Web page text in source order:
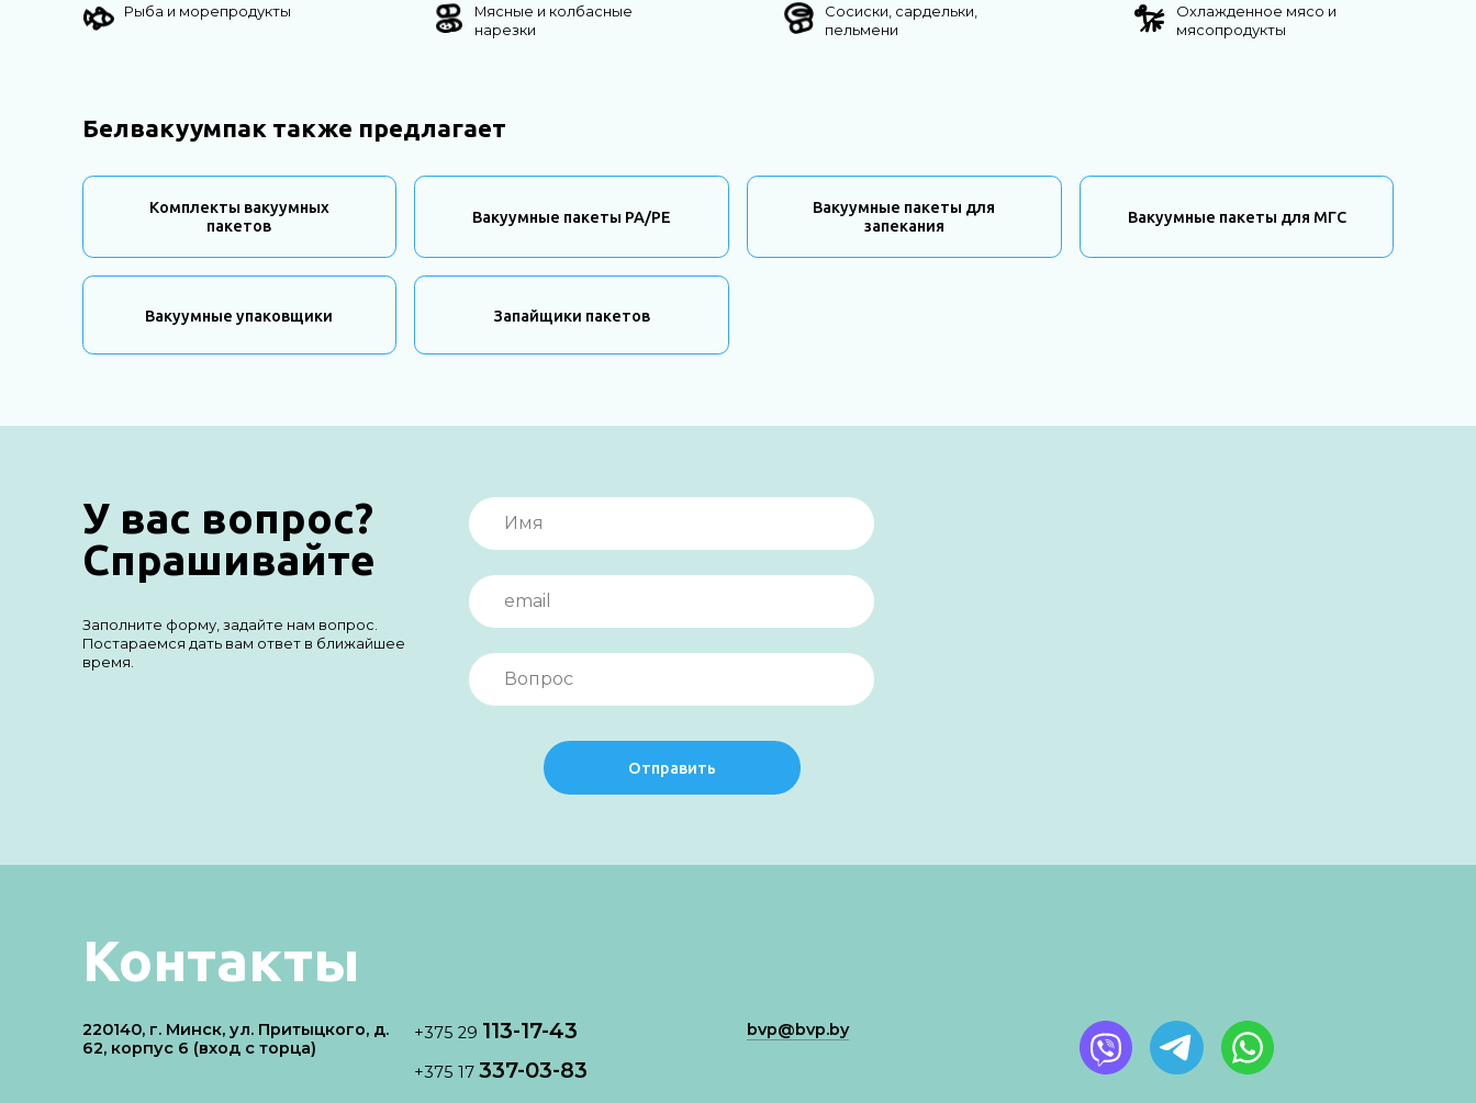
Рыба и морепродукты
Мясные и колбасные
нарезки
Сосиски, сардельки,
пельмени
Охлажденное мясо и
мясопродукты
Белвакуумпак также предлагает
Комплекты вакуумных
пакетов
Вакуумные пакеты PA/PE
Вакуумные пакеты для
запекания
Вакуумные пакеты для МГС
Вакуумные упаковщики Запайщики пакетов
У вас вопрос?
Спрашивайте
Заполните форму, задайте нам вопрос.
Постараемся дать вам ответ в ближайшее
время.
Отправить
Контакты
220140, г. Минск, ул. Притыцкого, д.
62, корпус 6 (вход с торца)
+375 29 113-17-43
+375 17337-03-83
bvp@bvp.by